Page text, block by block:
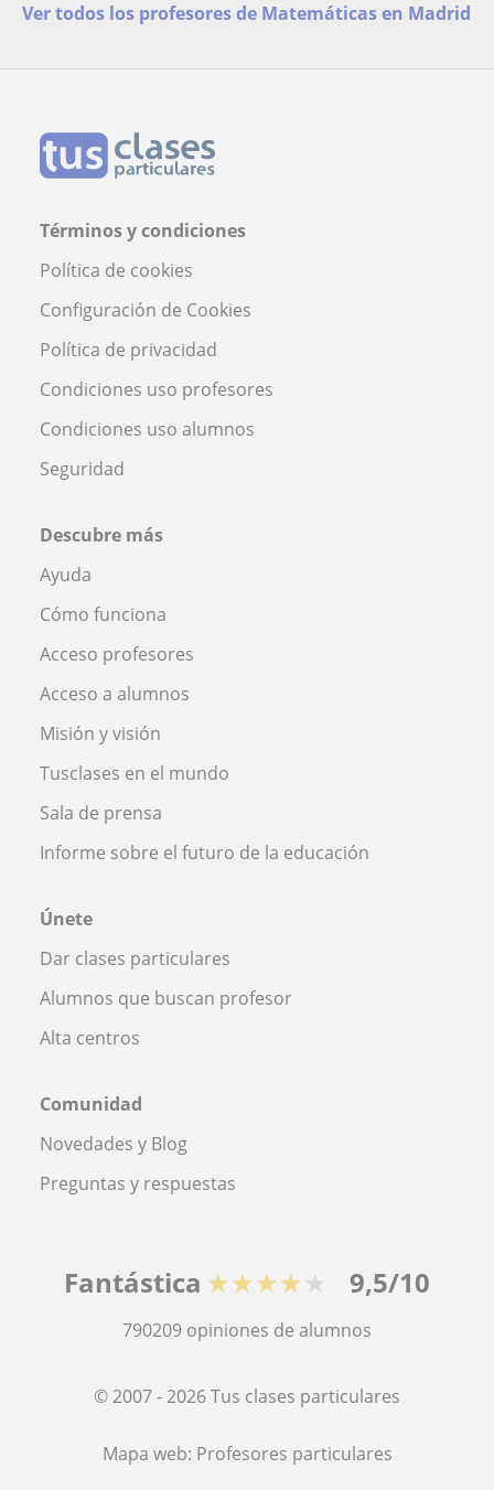
Ver todos los profesores de Matemáticas en Madrid
Términos y condiciones
Política de cookies
Configuración de Cookies
Política de privacidad
Condiciones uso profesores
Condiciones uso alumnos
Seguridad
Descubre más
Ayuda
Cómo funciona
Acceso profesores
Acceso a alumnos
Misión y visión
Tusclases en el mundo
Sala de prensa
Informe sobre el futuro de la educación
Únete
Dar clases particulares
Alumnos que buscan profesor
Alta centros
Comunidad
Novedades y Blog
Preguntas y respuestas
Fantástica ★★★★★ 9,5/10
790209 opiniones de alumnos
© 2007 - 2026 Tus clases particulares
Mapa web: Profesores particulares